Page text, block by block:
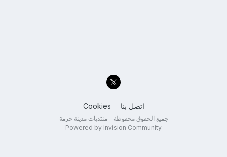
اتصل بنا Cookies
جميع الحقوق محفوظة - منتديات مدينة حرمة
Powered by Invision Community